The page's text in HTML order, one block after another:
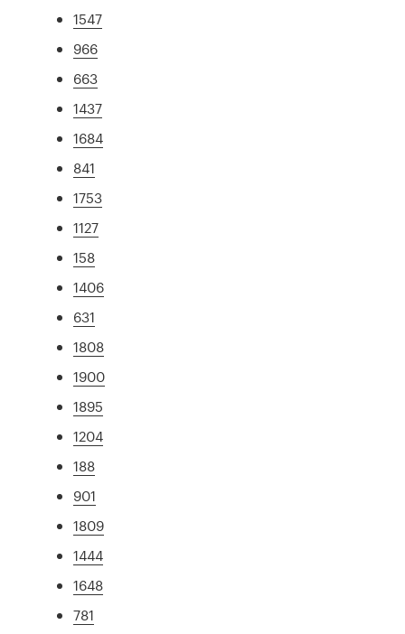
1547
966
663
1437
1684
841
1753
1127
158
1406
631
1808
1900
1895
1204
188
901
1809
1444
1648
781